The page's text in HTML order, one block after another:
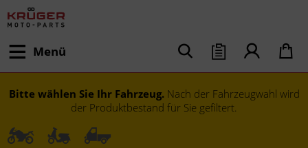
Menü
Bitte wählen Sie Ihr Fahrzeug. Nach der Fahrzeugwahl wird
der Produktbestand für Sie gefiltert.